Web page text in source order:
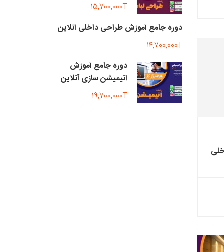
15,700,000T
دوره جامع آموزش طراحی داخلی آنلاین
14,700,000T
دوره جامع آموزش
انیمیشن سازی آنلاین
19,700,000T